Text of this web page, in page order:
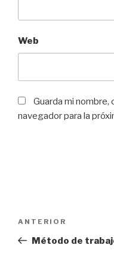
Web
Guarda mi
navegador para la
entradas
Entrada
anterior:
ANTERIOR
Método de